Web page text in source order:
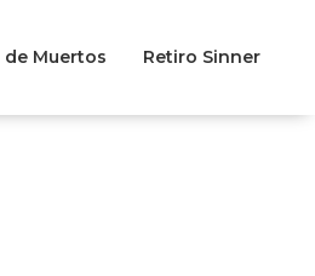
de Muertos Retiro Sinner